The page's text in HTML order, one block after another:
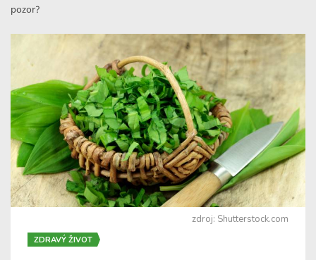
pozor?
zdroj: Shutterstock.com
ZDRAVÝ ŽIVOT